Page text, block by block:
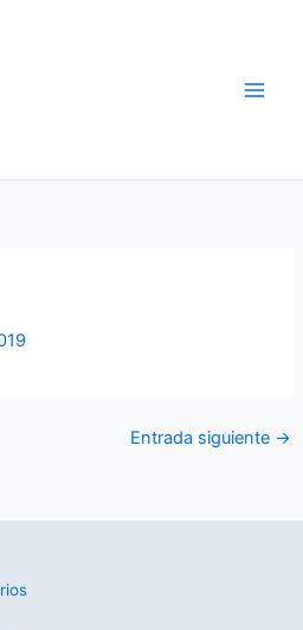
Entrada siguiente →